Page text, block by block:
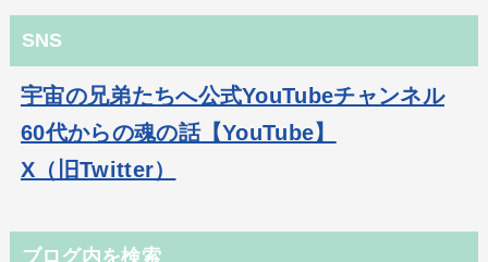
SNS
宇宙の兄弟たちへ公式YouTubeチャンネル
60代からの魂の話【YouTube】
X（旧Twitter）
ブログ内を検索